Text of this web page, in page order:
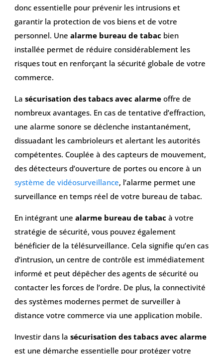
donc essentielle pour prévenir les intrusions et
garantir la protection de vos biens et de votre
personnel. Une alarme bureau de tabac bien
installée permet de réduire considérablement les
risques tout en renforçant la sécurité globale de votre
commerce.
La sécurisation des tabacs avec alarme offre de
nombreux avantages. En cas de tentative d’effraction,
une alarme sonore se déclenche instantanément,
dissuadant les cambrioleurs et alertant les autorités
compétentes. Couplée à des capteurs de mouvement,
des détecteurs d’ouverture de portes ou encore à un
système de vidéosurveillance, l’alarme permet une
surveillance en temps réel de votre bureau de tabac.
En intégrant une alarme bureau de tabac à votre
stratégie de sécurité, vous pouvez également
bénéficier de la télésurveillance. Cela signifie qu’en cas
d’intrusion, un centre de contrôle est immédiatement
informé et peut dépêcher des agents de sécurité ou
contacter les forces de l’ordre. De plus, la connectivité
des systèmes modernes permet de surveiller à
distance votre commerce via une application mobile.
Investir dans la sécurisation des tabacs avec alarme
est une démarche essentielle pour protéger votre